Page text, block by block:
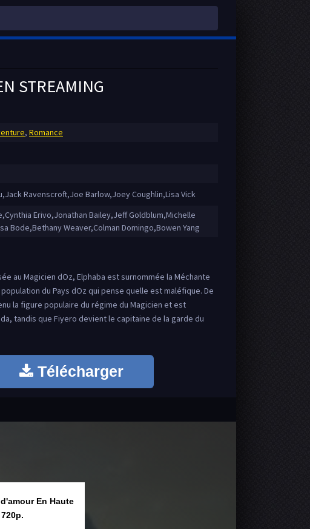
STREAMING
, Romance
Ravenscroft,Joe Barlow,Joey Coughlin,Lisa Vick
Erivo,Jonathan Bailey,Jeff Goldblum,Michelle
Bode,Bethany Weaver,Colman Domingo,Bowen Yang
au Magicien dOz, Elphaba est surnommée la Méchante
du Pays dOz qui pense quelle est maléfique. De
la figure populaire du régime du Magicien et est
tandis que Fiyero devient le capitaine de la garde du
Télécharger
En Haute